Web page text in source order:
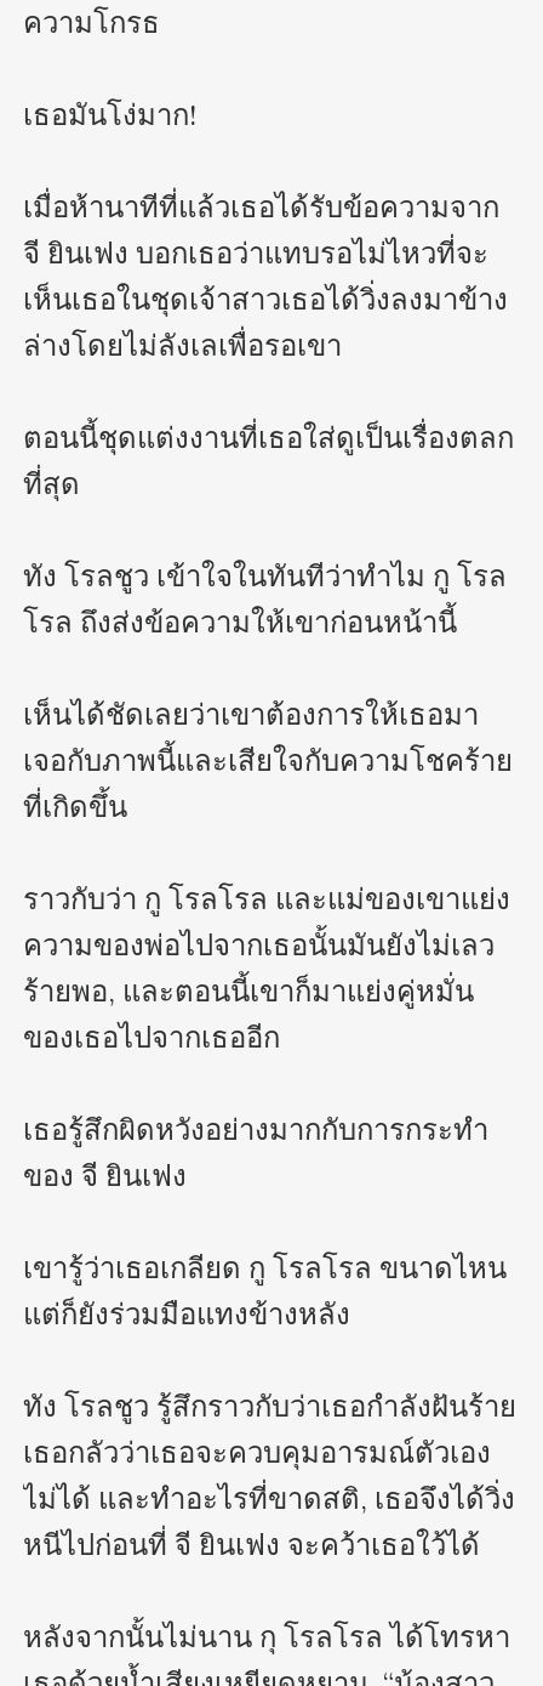
ความโกรธ
เธอมันโง่มาก!
เมื่อห้านาทีที่แล้วเธอได้รับข้อความจาก
จี ยินเฟง บอกเธอว่าแทบรอไม่ไหวที่จะ
เห็นเธอในชุดเจ้าสาวเธอได้วิ่งลงมาข้าง
ล่างโดยไม่ลังเลเพื่อรอเขา
ตอนนี้ชุดแต่งงานที่เธอใส่ดูเป็นเรื่องตลก
ที่สุด
ทัง โรลชูว เข้าใจในทันทีว่าทำไม กู โรล
โรล ถึงส่งข้อความให้เขาก่อนหน้านี้
เห็นได้ชัดเลยว่าเขาต้องการให้เธอมา
เจอกับภาพนี้และเสียใจกับความโชคร้าย
ที่เกิดขึ้น
ราวกับว่า กู โรลโรล และแม่ของเขาแย่ง
ความของพ่อไปจากเธอนั้นมันยังไม่เลว
ร้ายพอ, และตอนนี้เขาก็มาแย่งคู่หมั่น
ของเธอไปจากเธออีก
เธอรู้สึกผิดหวังอย่างมากกับการกระทำ
ของ จี ยินเฟง
เขารู้ว่าเธอเกลียด กู โรลโรล ขนาดไหน
แต่ก็ยังร่วมมือแทงข้างหลัง
ทัง โรลชูว รู้สึกราวกับว่าเธอกำลังฝันร้าย
เธอกลัวว่าเธอจะควบคุมอารมณ์ตัวเอง
ไม่ได้ และทำอะไรที่ขาดสติ, เธอจึงได้วิ่ง
หนีไปก่อนที่ จี ยินเฟง จะคว้าเธอใว้ได้
หลังจากนั้นไม่นาน กุ โรลโรล ได้โทรหา